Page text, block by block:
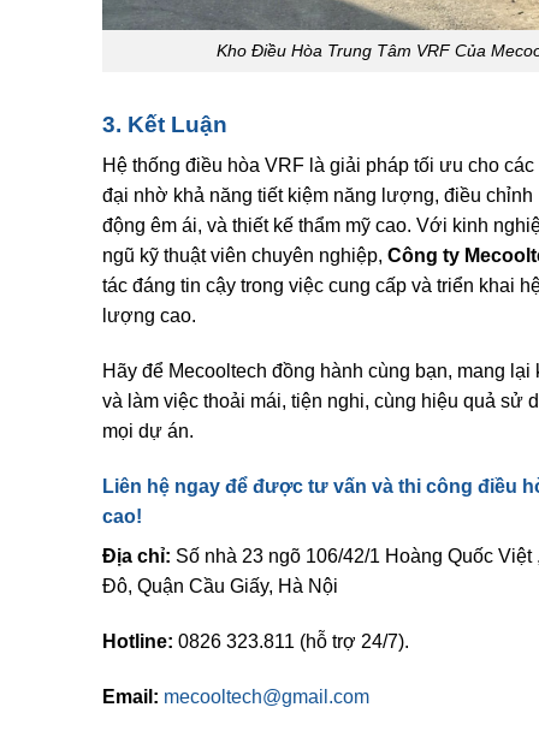
Kho Điều Hòa Trung Tâm VRF Của
3. Kết Luận
Hệ thống điều hòa VRF là giải pháp tối ưu cho
đại nhờ khả năng tiết kiệm năng lượng, điều chỉnh
động êm ái, và thiết kế thẩm mỹ cao. Với kinh
ngũ kỹ thuật viên chuyên nghiệp, Công ty
tác đáng tin cậy trong việc cung cấp và triển khai
lượng cao.
Hãy để Mecooltech đồng hành cùng bạn, mang lại
và làm việc thoải mái, tiện nghi, cùng hiệu quả sử
mọi dự án.
Liên hệ ngay để được tư vấn và thi công điều
cao!
Địa chỉ: Số nhà 23 ngõ 106/42/1 Hoàng Quốc
Đô, Quận Cầu Giấy, Hà Nội
Hotline: 0826 323.811 (hỗ trợ 24/7).
Email: mecooltech@gmail.com